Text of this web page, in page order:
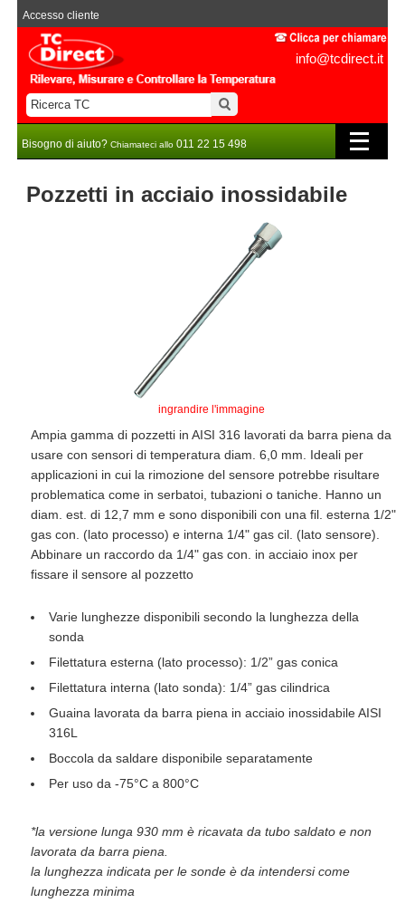
info@tcdirect.it
Accesso cliente
Bisogno di aiuto? Chiamateci allo 011 22 15 498
Pozzetti in acciaio inossidabile
ingrandire l'immagine
Ampia gamma di pozzetti in AISI 316 lavorati da barra piena da
usare con sensori di temperatura diam. 6,0 mm. Ideali per
applicazioni in cui la rimozione del sensore potrebbe risultare
problematica come in serbatoi, tubazioni o taniche. Hanno un
diam. est. di 12,7 mm e sono disponibili con una fil. esterna 1/2"
gas con. (lato processo) e interna 1/4" gas cil. (lato sensore).
Abbinare un raccordo da 1/4" gas con. in acciaio inox per
fissare il sensore al pozzetto
Varie lunghezze disponibili secondo la lunghezza della
sonda
Filettatura esterna (lato processo): 1/2” gas conica
Filettatura interna (lato sonda): 1/4” gas cilindrica
Guaina lavorata da barra piena in acciaio inossidabile AISI
316L
Boccola da saldare disponibile separatamente
Per uso da -75°C a 800°C
*la versione lunga 930 mm è ricavata da tubo saldato e non
lavorata da barra piena.
la lunghezza indicata per le sonde è da intendersi come
lunghezza minima